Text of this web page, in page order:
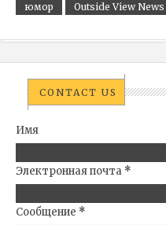
юмор
Outside View News
CONTACT US
Имя
Электронная почта *
Сообщение *